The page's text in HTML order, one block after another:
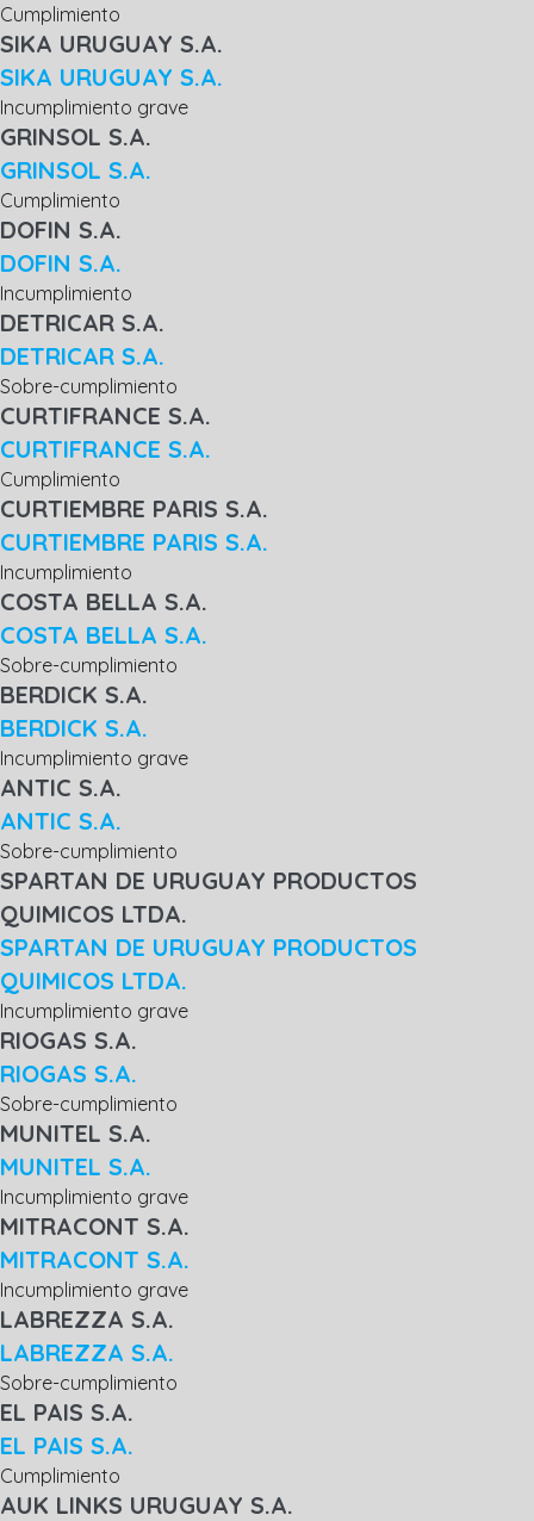
Cumplimiento
SIKA URUGUAY S.A.
SIKA URUGUAY S.A.
Incumplimiento grave
GRINSOL S.A.
GRINSOL S.A.
Cumplimiento
DOFIN S.A.
DOFIN S.A.
Incumplimiento
DETRICAR S.A.
DETRICAR S.A.
Sobre-cumplimiento
CURTIFRANCE S.A.
CURTIFRANCE S.A.
Cumplimiento
CURTIEMBRE PARIS S.A.
CURTIEMBRE PARIS S.A.
Incumplimiento
COSTA BELLA S.A.
COSTA BELLA S.A.
Sobre-cumplimiento
BERDICK S.A.
BERDICK S.A.
Incumplimiento grave
ANTIC S.A.
ANTIC S.A.
Sobre-cumplimiento
SPARTAN DE URUGUAY PRODUCTOS
QUIMICOS LTDA.
SPARTAN DE URUGUAY PRODUCTOS
QUIMICOS LTDA.
Incumplimiento grave
RIOGAS S.A.
RIOGAS S.A.
Sobre-cumplimiento
MUNITEL S.A.
MUNITEL S.A.
Incumplimiento grave
MITRACONT S.A.
MITRACONT S.A.
Incumplimiento grave
LABREZZA S.A.
LABREZZA S.A.
Sobre-cumplimiento
EL PAIS S.A.
EL PAIS S.A.
Cumplimiento
AUK LINKS URUGUAY S.A.